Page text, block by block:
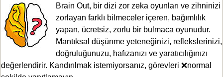
Brain Out, bir dizi zor zeka oyunları ve zihninizi
zorlayan farklı bilmeceler içeren, bağımlılık
yapan, ücretsiz, zorlu bir bulmaca oyunudur.
Mantıksal düşünme yeteneğinizi, reflekslerinizi,
doğruluğunuzu, hafızanızı ve yaratıcılığınızı
değerlendirir. Kandırılmak istemiyorsanız, görevleri ❌normal